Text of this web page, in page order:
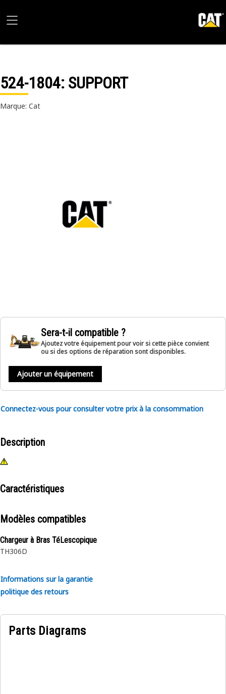
524-1804: SUPPORT
Marque: Cat
Sera-t-il compatible ?
Ajoutez votre équipement pour voir si cette pièce convient
ou si des options de réparation sont disponibles.
Ajouter un équipement
Connectez-vous pour consulter votre prix à la consommation
Description
Caractéristiques
Modèles compatibles
Chargeur à Bras TéLescopique
TH306D
Informations sur la garantie
politique des retours
Parts Diagrams